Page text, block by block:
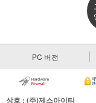
PC 버전
상호 : (주)제스아이티